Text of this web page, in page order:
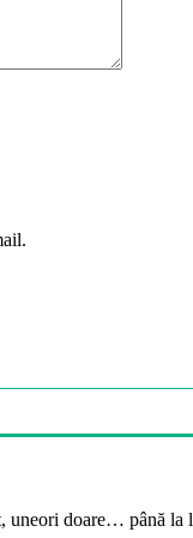
uneori doare… până la